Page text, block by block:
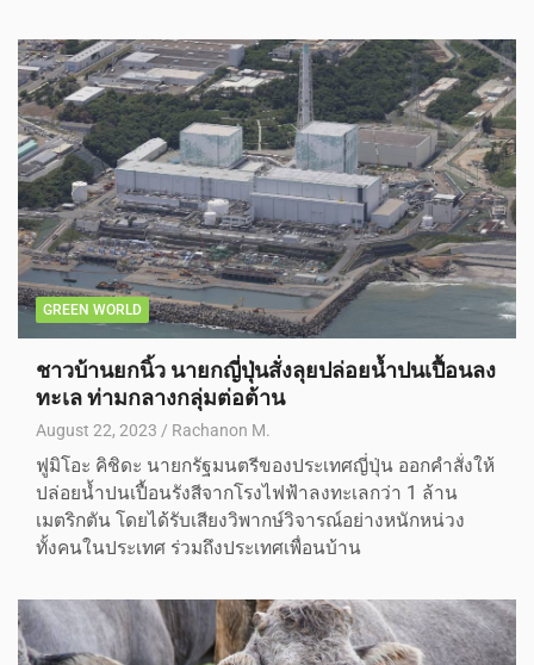
GREEN WORLD
ชาวบ้านยกนิ้ว นายกญี่ปุ่นสั่งลุยปล่อยน้ำปนเปื้อนลง
ทะเล ท่ามกลางกลุ่มต่อต้าน
August 22, 2023 Rachanon M.
ฟูมิโอะ คิชิดะ นายกรัฐมนตรีของประเทศญี่ปุ่น ออกคำสั่งให้
ปล่อยน้ำปนเปื้อนรังสีจากโรงไฟฟ้าลงทะเลกว่า 1 ล้าน
เมตริกตัน โดยได้รับเสียงวิพากษ์วิจารณ์อย่างหนักหน่วง
ทั้งคนในประเทศ ร่วมถึงประเทศเพื่อนบ้าน